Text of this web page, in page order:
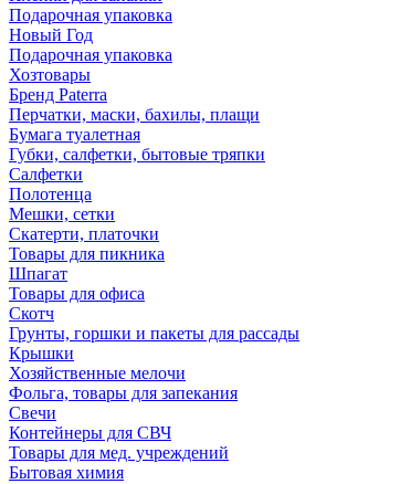
Подарочная упаковка
Новый Год
Подарочная упаковка
Хозтовары
Бренд Paterra
Перчатки, маски, бахилы, плащи
Бумага туалетная
Губки, салфетки, бытовые тряпки
Салфетки
Полотенца
Мешки, сетки
Скатерти, платочки
Товары для пикника
Шпагат
Товары для офиса
Скотч
Грунты, горшки и пакеты для рассады
Крышки
Хозяйственные мелочи
Фольга, товары для запекания
Свечи
Контейнеры для СВЧ
Товары для мед. учреждений
Бытовая химия